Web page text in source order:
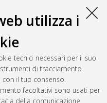
utilizza i
tecnici necessari per il suo
di tracciamento
il tuo consenso.
facoltativi sono usati per
della comunicazione
|